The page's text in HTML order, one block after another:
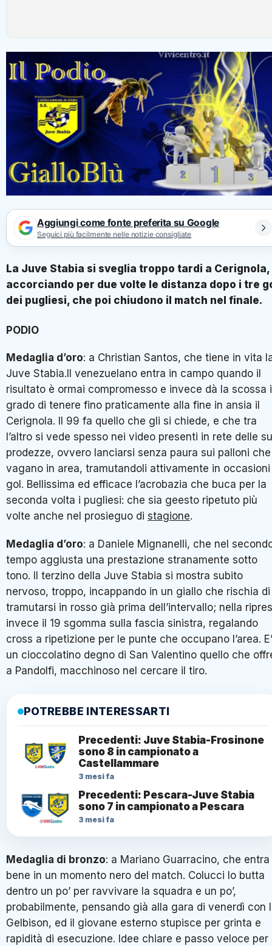
Aggiungi come fonte preferita su Google
Seguici più facilmente nelle notizie consigliate
La Juve Stabia si sveglia troppo tardi a Cerignola,
accorciando per due volte le distanza dopo i tre
dei pugliesi, che poi chiudono il match nel finale.
PODIO
Medaglia d’oro: a Christian Santos, che tiene in vita
Juve Stabia.Il venezuelano entra in campo quando il
risultato è ormai compromesso e invece dà la scossa
grado di tenere fino praticamente alla fine in ansia il
Cerignola. Il 99 fa quello che gli si chiede, e che tra
l’altro si vede spesso nei video presenti in rete delle
prodezze, ovvero lanciarsi senza paura sui palloni che
vagano in area, tramutandoli attivamente in
gol. Bellissima ed efficace l’acrobazia che buca per la
seconda volta i pugliesi: che sia geesto ripetuto più
volte anche nel prosieguo di stagione.
Medaglia d’oro: a Daniele Mignanelli, che nel
tempo aggiusta una prestazione stranamente sotto
tono. Il terzino della Juve Stabia si mostra subito
nervoso, troppo, incappando in un giallo che rischia di
tramutarsi in rosso già prima dell’intervallo; nella
invece il 19 sgomma sulla fascia sinistra, regalando
cross a ripetizione per le punte che occupano l’area. E’
un cioccolatino degno di San Valentino quello che
a Pandolfi, macchinoso nel cercare il tiro.
POTREBBE INTERESSARTI
Precedenti: Juve Stabia-Frosinone
sono 8 in campionato a
Castellammare
3 mesi fa
Precedenti: Pescara-Juve Stabia
sono 7 in campionato a Pescara
3 mesi fa
Medaglia di bronzo: a Mariano Guarracino, che entra
bene in un momento nero del match. Colucci lo butta
dentro un po’ per ravvivare la squadra e un po’,
probabilmente, pensando già alla gara di venerdì con
Gelbison, ed il giovane esterno stupisce per grinta e
rapidità di esecuzione. Idee chiare e passo veloce per